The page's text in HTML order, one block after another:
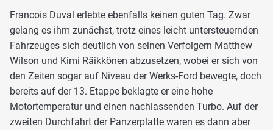
Francois Duval erlebte ebenfalls keinen guten Tag. Zwar
gelang es ihm zunächst, trotz eines leicht untersteuernden
Fahrzeuges sich deutlich von seinen Verfolgern Matthew
Wilson und Kimi Räikkönen abzusetzen, wobei er sich von
den Zeiten sogar auf Niveau der Werks-Ford bewegte, doch
bereits auf der 13. Etappe beklagte er eine hohe
Motortemperatur und einen nachlassenden Turbo. Auf der
zweiten Durchfahrt der Panzerplatte waren es dann aber